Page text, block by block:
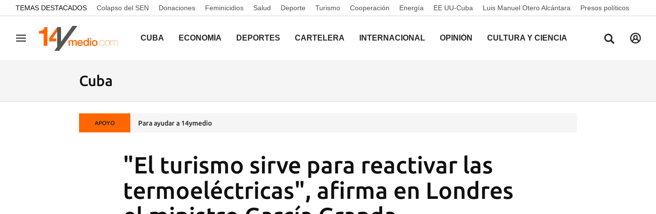
common.go-to-content
TEMAS DESTACADOS Colapso del SEN Donaciones Feminicidios Salud Deporte Turismo Cooperación Energía EE UU-Cuba Luis Manuel Otero Alcántara Presos políticos
Navegación CUBA ECONOMÍA DEPORTES CARTELERA INTERNACIONAL OPINIÓN CULTURA Y CIENCIA
Cuba
APOYO Para ayudar a 14ymedio
"El turismo sirve para reactivar las
termoeléctricas", afirma en Londres